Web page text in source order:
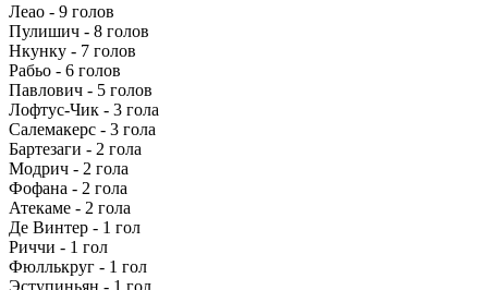
Леао - 9 голов
Пулишич - 8 голов
Нкунку - 7 голов
Рабьо - 6 голов
Павлович - 5 голов
Лофтус-Чик - 3 гола
Салемакерс - 3 гола
Бартезаги - 2 гола
Модрич - 2 гола
Фофана - 2 гола
Атекаме - 2 гола
Де Винтер - 1 гол
Риччи - 1 гол
Фюллькруг - 1 гол
Эступиньян - 1 гол